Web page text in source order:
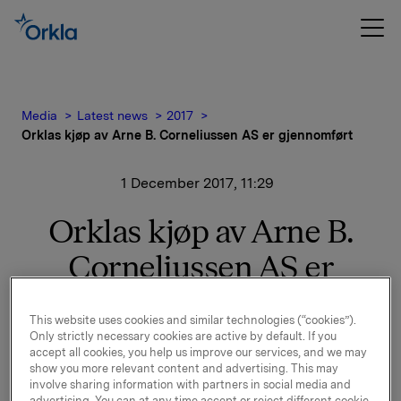
Media Latest news
2017
Orklas kjøp av Arne B. Corneliussen AS er gjennomført
1 December 2017, 11:29
Orklas kjøp av Arne B.
Corneliussen AS er
gjennomført
I pressemelding 25. oktober 2017 ble det informert om
at Orkla har inngått avtale om kjøp av Arne B.
This website uses cookies and similar technologies (“cookies”).
Only strictly necessary cookies are active by default. If you
accept all cookies, you help us improve our services, and we may
show you more relevant content and advertising. This may
involve sharing information with partners in social media and